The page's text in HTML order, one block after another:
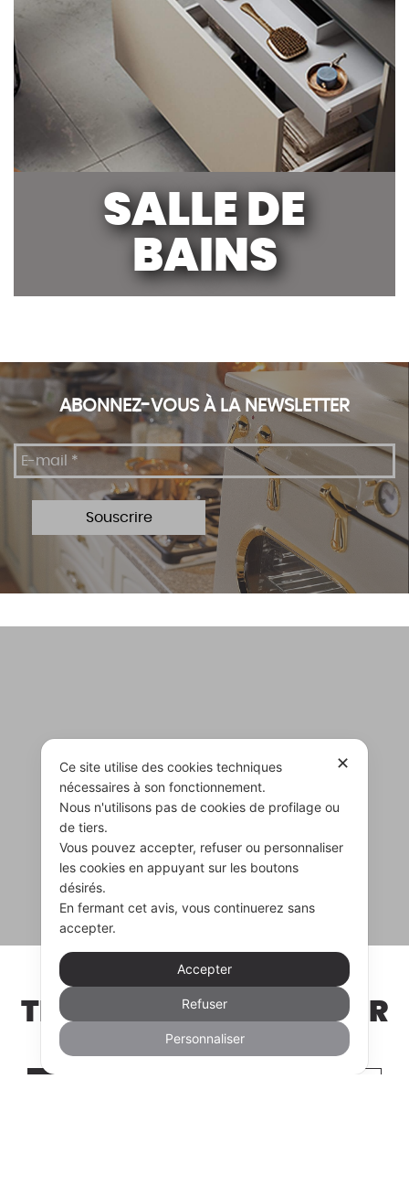
SALLE DE
BAINS
ABONNEZ-VOUS À LA NEWSLETTER
TROUVER UN REVENDEUR
✕
Ce site utilise des cookies techniques
nécessaires à son fonctionnement.
Nous n'utilisons pas de cookies de profilage ou
de tiers.
Vous pouvez accepter, refuser ou personnaliser
les cookies en appuyant sur les boutons
désirés.
En fermant cet avis, vous continuerez sans
accepter.
Accepter
Refuser
Personnaliser